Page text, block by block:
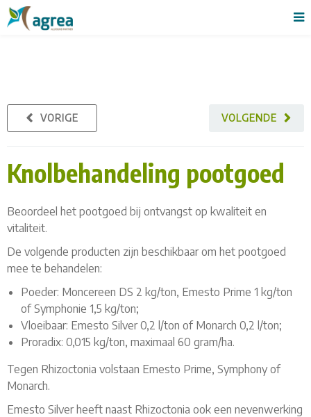
VOLGENDE
VORIGE
Knolbehandeling pootgoed
Beoordeel het pootgoed bij ontvangst op kwaliteit en
vitaliteit.
De volgende producten zijn beschikbaar om het pootgoed
mee te behandelen:
Poeder: Moncereen DS 2 kg/ton, Emesto Prime 1 kg/ton
of Symphonie 1,5 kg/ton;
Vloeibaar: Emesto Silver 0,2 l/ton of Monarch 0,2 l/ton;
Proradix: 0,015 kg/ton, maximaal 60 gram/ha.
Tegen Rhizoctonia volstaan Emesto Prime, Symphony of
Monarch.
Emesto Silver heeft naast Rhizoctonia ook een nevenwerking